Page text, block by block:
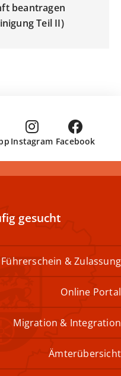
beantragen
Teil II)
Facebook
Instagram
gesucht
Führerschein & Zulassung
Online Portal
Migration & Integration
Ämterübersicht